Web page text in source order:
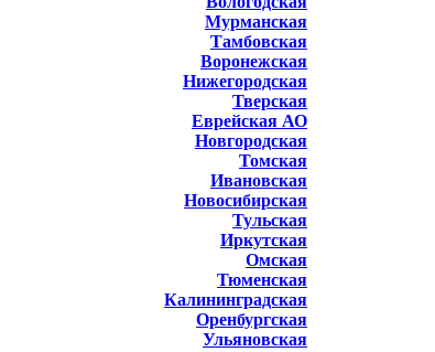
Мурманская
Тамбовская
Воронежская
Нижегородская
Тверская
Еврейская АО
Новгородская
Томская
Ивановская
Новосибирская
Тульская
Иркутская
Омская
Тюменская
Калининградская
Оренбургская
Ульяновская